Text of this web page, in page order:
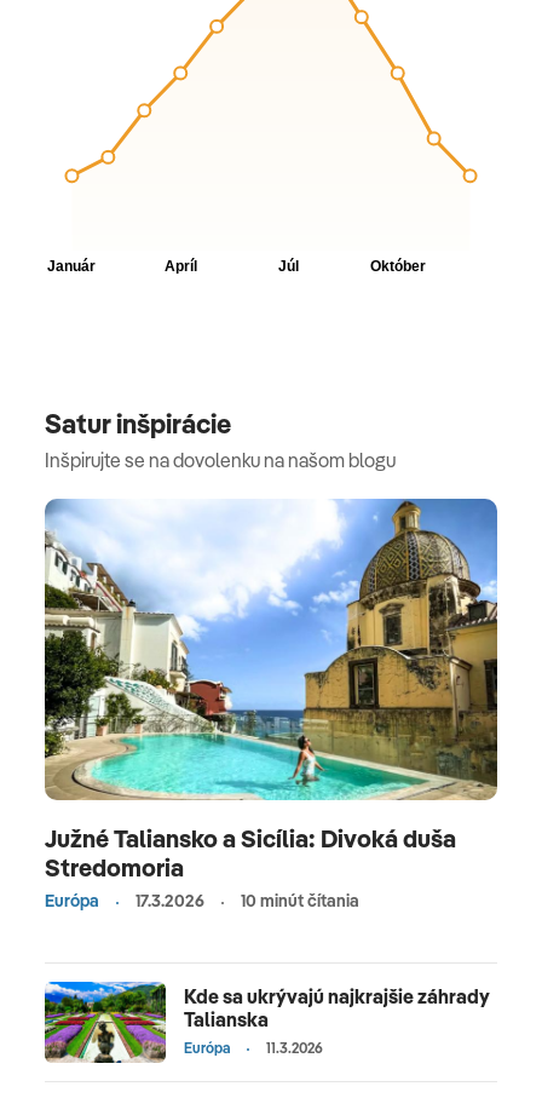
Satur inšpirácie
Inšpirujte se na dovolenku na našom blogu
Južné Taliansko a Sicília: Divoká duša
Stredomoria
Európa 17.3.2026 10 minút čítania
Kde sa ukrývajú najkrajšie záhrady
Talianska
Európa 11.3.2026